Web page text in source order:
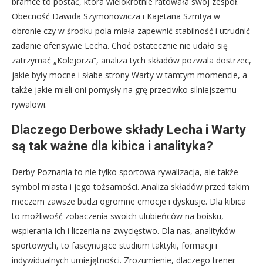
Obecność Dawida Szymonowicza i Kajetana Szmtya w
obronie czy w środku pola miała zapewnić stabilność i utrudnić
zadanie ofensywie Lecha. Choć ostatecznie nie udało się
zatrzymać „Kolejorza”, analiza tych składów pozwala dostrzec,
jakie były mocne i słabe strony Warty w tamtym momencie, a
także jakie mieli oni pomysły na grę przeciwko silniejszemu
rywalowi.
Dlaczego Derbowe składy Lecha i Warty
są tak ważne dla kibica i analityka?
Derby Poznania to nie tylko sportowa rywalizacja, ale także
symbol miasta i jego tożsamości. Analiza składów przed takim
meczem zawsze budzi ogromne emocje i dyskusje. Dla kibica
to możliwość zobaczenia swoich ulubieńców na boisku,
wspierania ich i liczenia na zwycięstwo. Dla nas, analityków
sportowych, to fascynujące studium taktyki, formacji i
indywidualnych umiejętności. Zrozumienie, dlaczego trener